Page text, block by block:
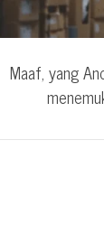
Maaf, yang